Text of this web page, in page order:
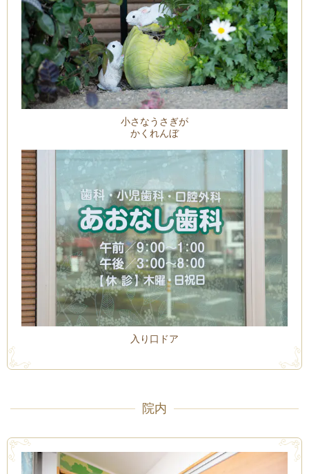
小さなうさぎが
かくれんぼ
入り口ドア
院内